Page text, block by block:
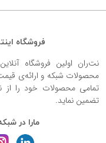
فروشگاه
نت‌ران اولین فروشگاه
محصولات شبکه و ارائه‌ی
تمامی محصولات خود را از
تضمین نماید.
مارا در